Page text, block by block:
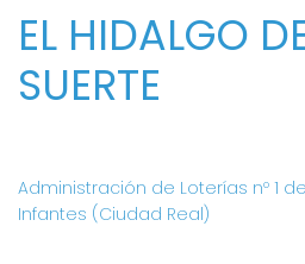
EL HIDALGO
SUERTE
Administración de Loterías nº 1
Infantes (Ciudad Real)